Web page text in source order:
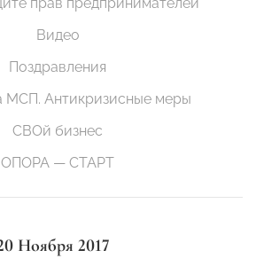
Видео
Поздравления
МСП. Антикризисные меры
СВОй бизнес
ОПОРА — СТАРТ
Ноября 2017